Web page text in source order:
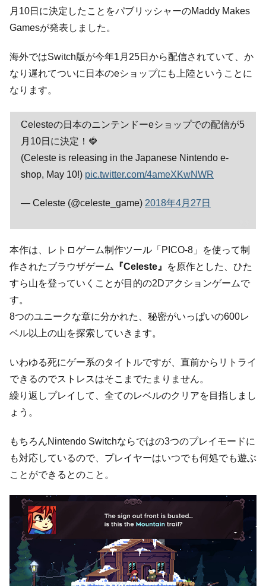
月10日に決定したことをパブリッシャーのMaddy Makes
Gamesが発表しました。
海外ではSwitch版が今年1月25日から配信されていて、か
なり遅れてついに日本のeショップにも上陸ということに
なります。
Celesteの日本のニンテンドーeショップでの配信が5
月10日に決定！🍓
(Celeste is releasing in the Japanese Nintendo e-
shop, May 10!) pic.twitter.com/4ameXKwNWR
— Celeste (@celeste_game) 2018年4月27日
本作は、レトロゲーム制作ツール「PICO-8」を使って制
作されたブラウザゲーム
『Celeste』
を原作とした、ひた
すら山を登っていくことが目的の2Dアクションゲームで
す。
8つのユニークな章に分かれた、秘密がいっぱいの600レ
ベル以上の山を探索していきます。
いわゆる死にゲー系のタイトルですが、直前からリトライ
できるのでストレスはそこまでたまりません。
繰り返しプレイして、全てのレベルのクリアを目指しまし
ょう。
もちろんNintendo Switchならではの3つのプレイモードに
も対応しているので、プレイヤーはいつでも何処でも遊ぶ
ことができるとのこと。